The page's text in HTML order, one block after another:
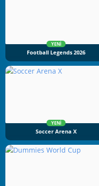
YENI
Football Legends 2026
YENI
Soccer Arena X